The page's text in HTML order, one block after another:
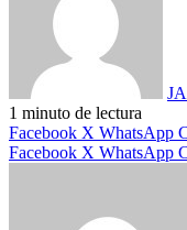
1 minuto de lectura
Facebook X WhatsApp
Facebook X WhatsApp